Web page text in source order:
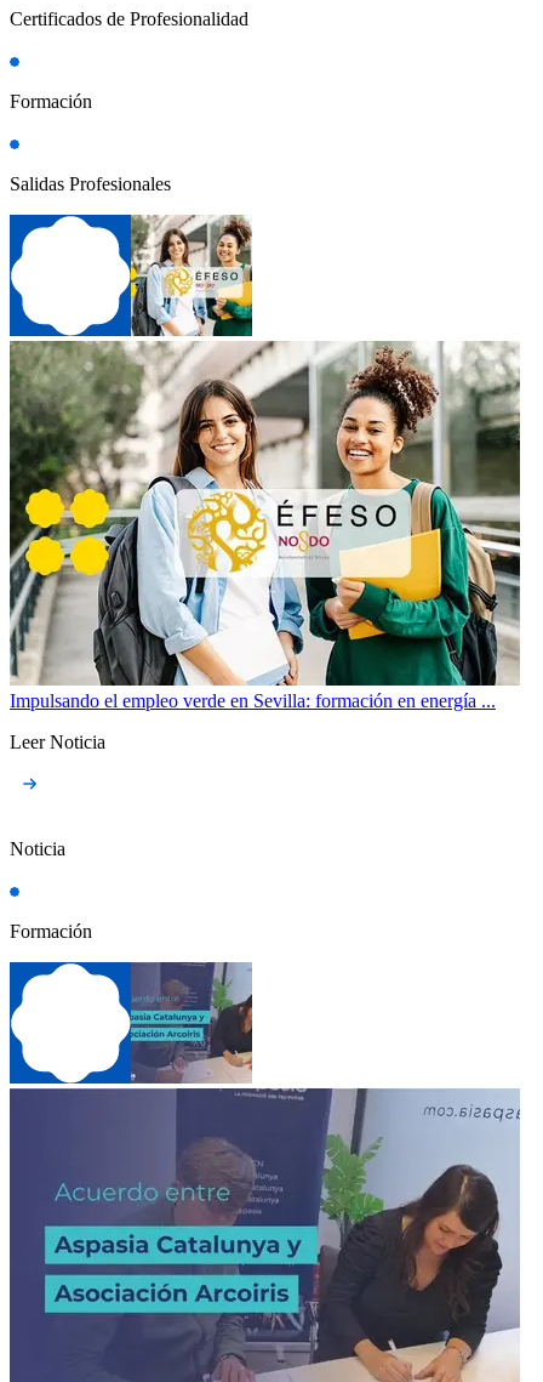
Certificados de Profesionalidad
Formación
Salidas Profesionales
Impulsando el empleo verde en Sevilla: formación en energía ...
Leer Noticia
Noticia
Formación